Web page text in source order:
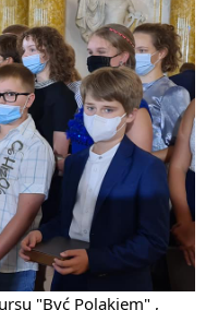
"Być Polakiem" ,